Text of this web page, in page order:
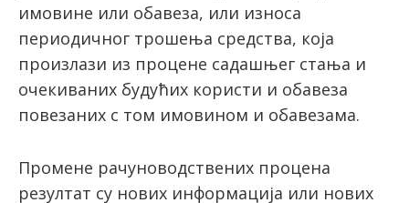
имовине или обавеза, или износа
периодичног трошења средства, која
произлази из процене садашњег стања и
очекиваних будућих користи и обавеза
повезаних с том имовином и обавезама.
Промене рачуноводствених процена
резултат су нових информација или нових